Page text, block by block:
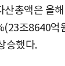
산총액은 올
조8640억
승했다.